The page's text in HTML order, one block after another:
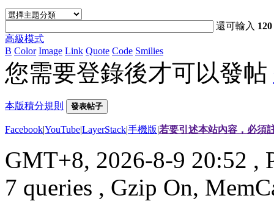
還可輸入 120
高級模式
B Color Image Link Quote Code Smilies
您需要登錄後才可以發帖
本版積分規則 發表帖子
Facebook|YouTube|LayerStack|手機版|若要引述本站內容，必須
GMT+8, 2026-8-9 20:52 ,
7 queries , Gzip On,